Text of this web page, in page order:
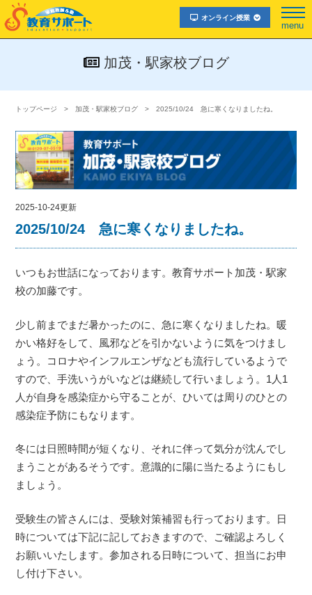
オンライン授業
menu
加茂・駅家校ブログ
トップページ 加茂・駅家校ブログ 2025/10/24 急に寒くなりましたね。
2025-10-24更新
2025/10/24 急に寒くなりましたね。
いつもお世話になっております。教育サポート加茂・駅家
校の加藤です。
少し前までまだ暑かったのに、急に寒くなりましたね。暖
かい格好をして、風邪などを引かないように気をつけまし
ょう。コロナやインフルエンザなども流行しているようで
すので、手洗いうがいなどは継続して行いましょう。1人1
人が自身を感染症から守ることが、ひいては周りのひとの
感染症予防にもなります。
冬には日照時間が短くなり、それに伴って気分が沈んでし
まうことがあるそうです。意識的に陽に当たるようにもし
ましょう。
受験生の皆さんには、受験対策補習も行っております。日
時については下記に記しておきますので、ご確認よろしく
お願いいたします。参加される日時について、担当にお申
し付け下さい。